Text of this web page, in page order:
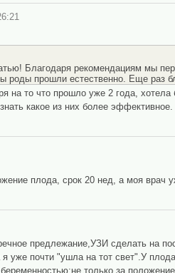
Благодаря рекомендациям мы
роды прошли естественно. Еще раз
на то что прошло уже 2 года,
какое из них более
плода, срок 20 нед, а моя врач
предлежание,УЗИ сделать на
я уже почти "ушла на тот свет".У
только за